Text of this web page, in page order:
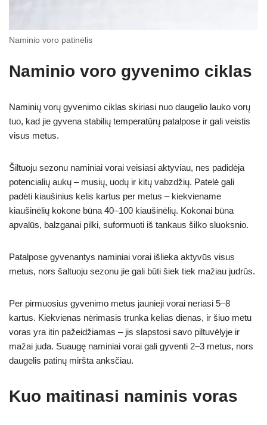
Naminio voro patinėlis
Naminio voro gyvenimo ciklas
Naminių vorų gyvenimo ciklas skiriasi nuo daugelio lauko vorų
tuo, kad jie gyvena stabilių temperatūrų patalpose ir gali veistis
visus metus.
Šiltuoju sezonu naminiai vorai veisiasi aktyviau, nes padidėja
potencialių aukų – musių, uodų ir kitų vabzdžių. Patelė gali
padėti kiaušinius kelis kartus per metus – kiekviename
kiaušinėlių kokone būna 40–100 kiaušinėlių. Kokonai būna
apvalūs, balzganai pilki, suformuoti iš tankaus šilko sluoksnio.
Patalpose gyvenantys naminiai vorai išlieka aktyvūs visus
metus, nors šaltuoju sezonu jie gali būti šiek tiek mažiau judrūs.
Per pirmuosius gyvenimo metus jaunieji vorai neriasi 5–8
kartus. Kiekvienas nėrimasis trunka kelias dienas, ir šiuo metu
voras yra itin pažeidžiamas – jis slapstosi savo piltuvėlyje ir
mažai juda. Suaugę naminiai vorai gali gyventi 2–3 metus, nors
daugelis patinų miršta anksčiau.
Kuo maitinasi naminis voras